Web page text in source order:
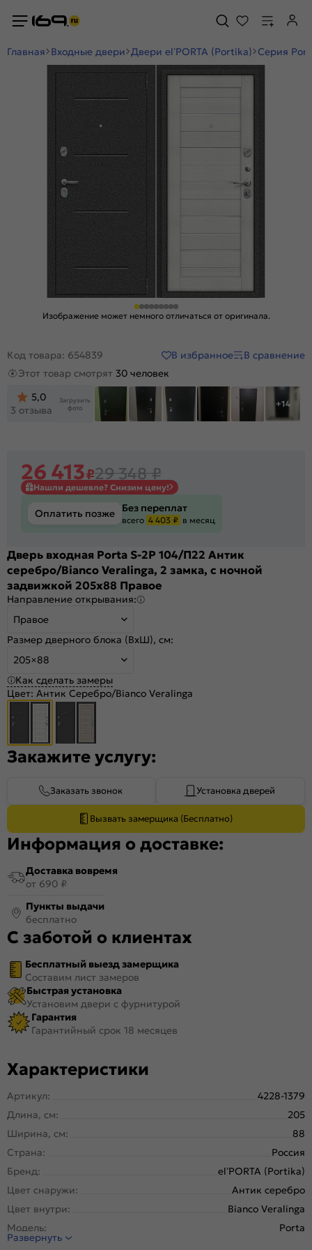
Главная Входные двери Двери el’PORTA (Portika) Серия
Изображение может немного отличаться от оригинала.
Код товара: 654839 В избранное
В сравнение
Этот товар смотрят 30 человек
5,0
3 отзыва
Загрузить
фото
+14
26 413₽29 348₽
Нашли дешевле? Снизим цену!
Оплатить позже Без переплат
всего 4 403 ₽ в месяц
Дверь входная Porta S-2P 104/П22 Антик
серебро/Bianco Veralinga, 2 замка, с ночной
задвижкой 205x88 Правое
Направление открывания:
Правое
Размер дверного блока (ВхШ), см:
205×88
Как сделать замеры
Цвет: Антик Серебро/Bianco Veralinga
Закажите услугу:
Заказать звонок Установка дверей
Вызвать замерщика (Бесплатно)
Информация о доставке:
Доставка вовремя
от 690 ₽
Пункты выдачи
бесплатно
С заботой о клиентах
Бесплатный выезд замерщика
Составим лист замеров
Быстрая установка
Установим двери с фурнитурой
Гарантия
Гарантийный срок 18 месяцев
Характеристики
Артикул:
4228-1379
Длина, см:
205
Ширина, см:
88
Страна:
Россия
Бренд:
el’PORTA (Portika)
Цвет снаружи:
Антик серебро
Цвет внутри:
Bianco Veralinga
Модель:
Porta
Открывание:
Развернуть